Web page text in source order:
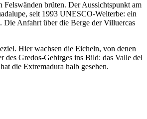
Felswänden brüten. Der Aussichtspunkt am
seit 1993 UNESCO-Welterbe: ein
Die Anfahrt über die Berge der Villuercas
Hier wachsen die Eicheln, von denen
des Gredos-Gebirges ins Bild: das Valle del
die Extremadura halb gesehen.